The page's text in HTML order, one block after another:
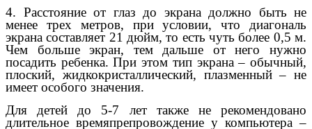
4. Расстояние от глаз до экрана должно быть не
менее трех метров, при условии, что диагональ
экрана составляет 21 дюйм, то есть чуть более 0,5 м.
Чем больше экран, тем дальше от него нужно
посадить ребенка. При этом тип экрана – обычный,
плоский, жидкокристаллический, плазменный – не
имеет особого значения.
Для детей до 5-7 лет также не рекомендовано
длительное времяпрепровождение у компьютера –